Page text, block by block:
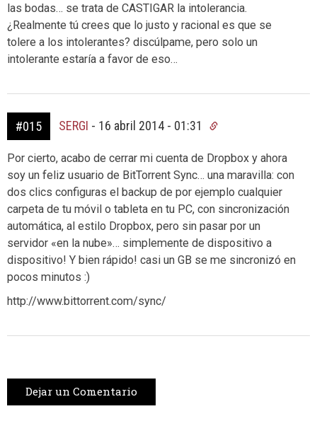
las bodas… se trata de CASTIGAR la intolerancia.
¿Realmente tú crees que lo justo y racional es que se
tolere a los intolerantes? discúlpame, pero solo un
intolerante estaría a favor de eso…
#015 SERGI - 16 abril 2014 - 01:31
Por cierto, acabo de cerrar mi cuenta de Dropbox y ahora
soy un feliz usuario de BitTorrent Sync… una maravilla: con
dos clics configuras el backup de por ejemplo cualquier
carpeta de tu móvil o tableta en tu PC, con sincronización
automática, al estilo Dropbox, pero sin pasar por un
servidor «en la nube»… simplemente de dispositivo a
dispositivo! Y bien rápido! casi un GB se me sincronizó en
pocos minutos :)
http://www.bittorrent.com/sync/
Dejar un Comentario